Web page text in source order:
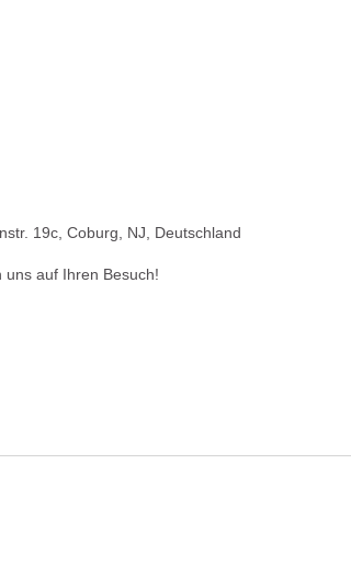
19c, Coburg, NJ, Deutschland
auf Ihren Besuch!